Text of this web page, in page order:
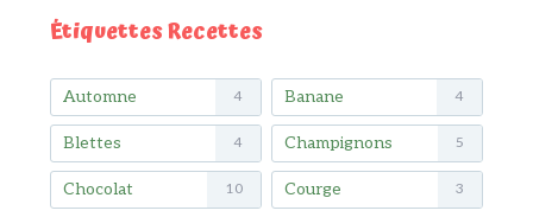
Étiquettes Recettes
Automne 4 Banane 4
Blettes 4 Champignons 5
Chocolat 10 Courge 3